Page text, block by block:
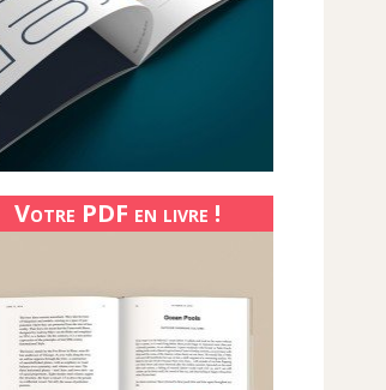
Votre PDF en livre !